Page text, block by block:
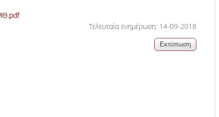
Τελευταία ενημέρωση: 14-09-2018
Training Visits at Organizations
across Europe